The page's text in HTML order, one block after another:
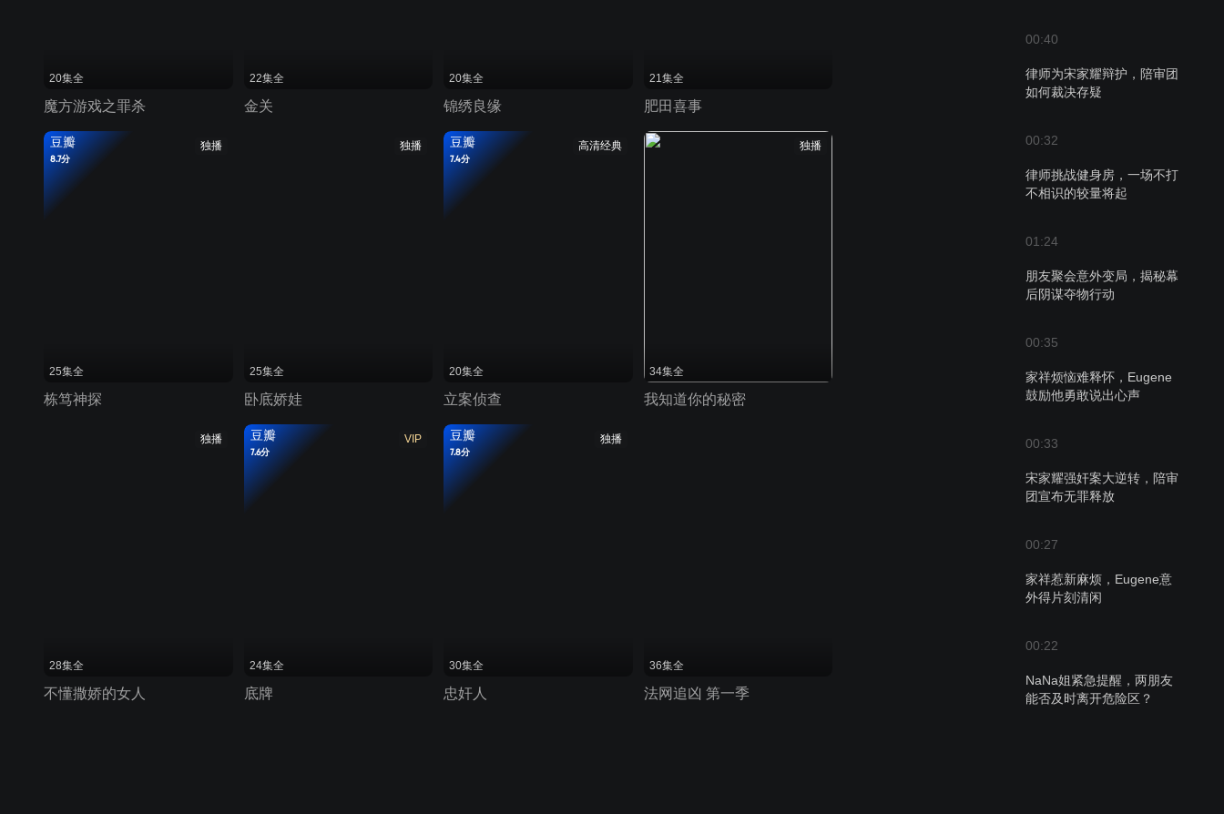
00:40
律师为宋家耀辩护，陪审团
如何裁决存疑
00:32
律师挑战健身房，一场不打
不相识的较量将起
01:24
朋友聚会意外变局，揭秘幕
后阴谋夺物行动
00:35
家祥烦恼难释怀，Eugene
鼓励他勇敢说出心声
00:33
宋家耀强奸案大逆转，陪审
团宣布无罪释放
00:27
家祥惹新麻烦，Eugene意
外得片刻清闲
00:22
NaNa姐紧急提醒，两朋友
能否及时离开危险区？
20集全
魔方游戏之罪杀
22集全
金关
20集全
锦绣良缘
21集全
肥田喜事
独播
豆瓣
8.7分
25集全
栋笃神探
独播
25集全
卧底娇娃
高清经典
豆瓣
7.4分
20集全
立案侦查
独播
34集全
我知道你的秘密
独播
28集全
不懂撒娇的女人
VIP
豆瓣
7.6分
24集全
底牌
独播
豆瓣
7.8分
30集全
忠奸人
36集全
法网追凶 第一季